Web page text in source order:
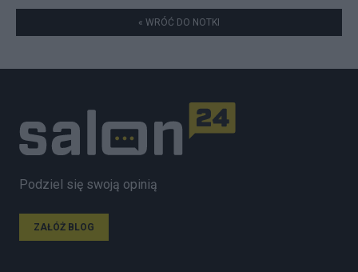
« WRÓĆ DO NOTKI
Podziel się swoją opinią
ZAŁÓŻ BLOG